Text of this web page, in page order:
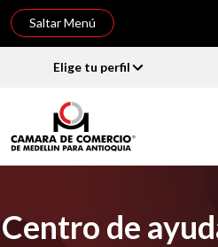
Saltar Menú
Elige tu perfil
Centro de